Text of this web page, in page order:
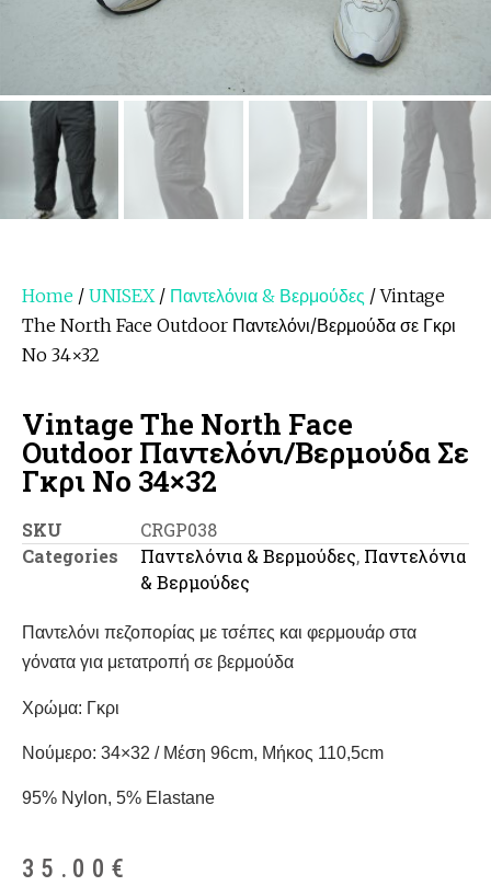
Home / UNISEX/ Παντελόνια & Βερμούδες / Vintage
The North Face Outdoor Παντελόνι/Βερμούδα σε Γκρι
No 34×32
Vintage The North Face
Outdoor Παντελόνι/Βερμούδα Σε
Γκρι No 34×32
SKU
CRGP038
Categories
Παντελόνια & Βερμούδες, Παντελόνια
& Βερμούδες
Παντελόνι πεζοπορίας με τσέπες και φερμουάρ στα
γόνατα για μετατροπή σε βερμούδα
Χρώμα: Γκρι
Νούμερο: 34×32 / Μέση 96cm, Μήκος 110,5cm
95% Nylon, 5% Elastane
35.00 €